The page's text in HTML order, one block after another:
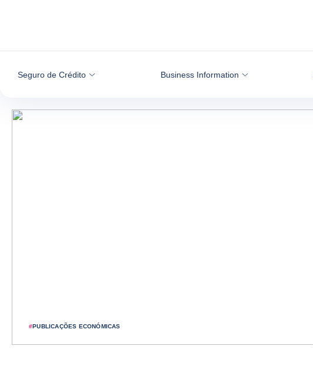
Seguro de Crédito Business Information
#PUBLICAÇÕES ECONÓMICAS